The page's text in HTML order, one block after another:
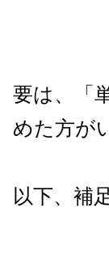
要は、「
めた方が
以下、補